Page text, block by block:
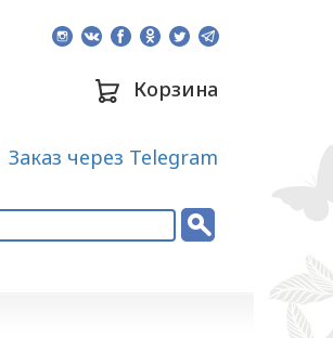
Корзина
Зaкaз через Telegram